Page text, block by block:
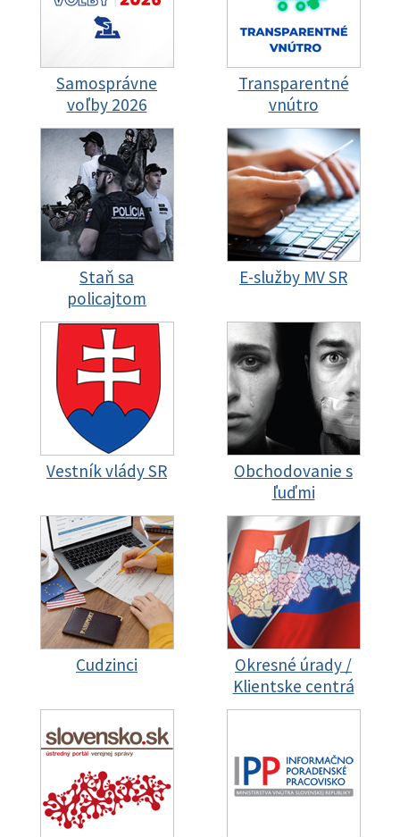
Samosprávne
voľby 2026
Transparentné
vnútro
Staň sa
policajtom
E-služby MV SR
Vestník vlády SR
Obchodovanie s
ľuďmi
Cudzinci
Okresné úrady /
Klientske centrá